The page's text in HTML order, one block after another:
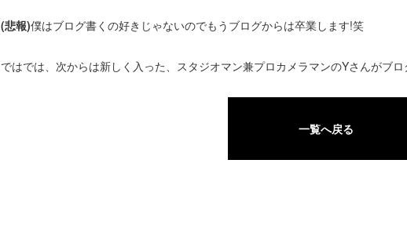
(悲報)僕はブログ書くの好きじゃないのでもうブログからは卒業します!笑
ではでは、次からは新しく入った、スタジオマン兼プロカメラマンのYさんがブ
一覧へ戻る